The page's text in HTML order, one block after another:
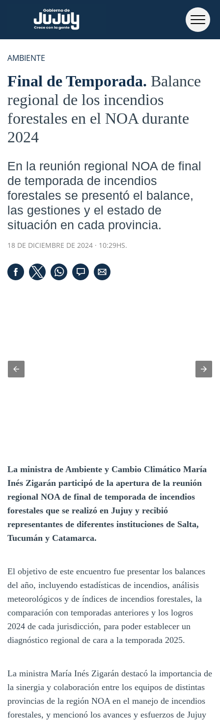
AMBIENTE
Final de Temporada Balance
regional de los incendios
forestales en el NOA durante
2024
En la reunión regional NOA de final
de temporada de incendios
forestales se presentó el balance,
las gestiones y el estado de
situación en cada provincia.
18 DE DICIEMBRE DE 2024 · 10:29HS.
La ministra de Ambiente y Cambio Climático María
Inés Zigarán participó de la apertura de la reunión
regional NOA de final de temporada de incendios
forestales que se realizó en Jujuy y recibió
representantes de diferentes instituciones de Salta,
Tucumán y Catamarca.
El objetivo de este encuentro fue presentar los balances
del año, incluyendo estadísticas de incendios, análisis
meteorológicos y de índices de incendios forestales, la
comparación con temporadas anteriores y los logros
2024 de cada jurisdicción, para poder establecer un
diagnóstico regional de cara a la temporada 2025.
La ministra María Inés Zigarán destacó la importancia de
la sinergia y colaboración entre los equipos de distintas
provincias de la región NOA en el manejo de incendios
forestales, y mencionó los avances y esfuerzos de Jujuy